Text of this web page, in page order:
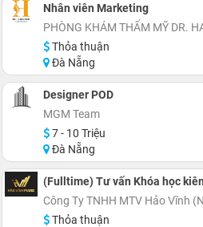
Nhân viên Marketing
PHÒNG KHÁM THẨM MỸ DR.
Thỏa thuận
Đà Nẵng
Designer POD
MGM Team
7 - 10 Triệu
Đà Nẵng
Công Ty TNHH MTV Hảo Vĩnh
Thỏa thuận